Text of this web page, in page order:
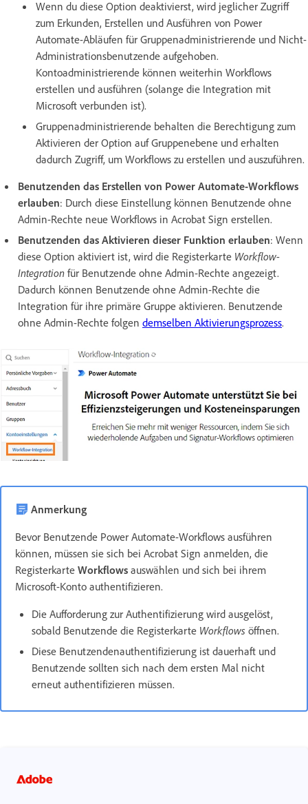
Wenn du diese Option deaktivierst, wird jeglicher Zugriff
zum Erkunden, Erstellen und Ausführen von Power
Automate-Abläufen für Gruppenadministrierende und Nicht-
Administrationsbenutzende aufgehoben.
Kontoadministrierende können weiterhin Workflows
erstellen und ausführen (solange die Integration mit
Microsoft verbunden ist).
Gruppenadministrierende behalten die Berechtigung zum
Aktivieren der Option auf Gruppenebene und erhalten
dadurch Zugriff, um Workflows zu erstellen und auszuführen.
Benutzenden das Erstellen von Power Automate-Workflows
erlauben: Durch diese Einstellung können Benutzende ohne
Admin-Rechte neue Workflows in Acrobat Sign erstellen.
Benutzenden das Aktivieren dieser Funktion erlauben: Wenn
diese Option aktiviert ist, wird die Registerkarte Workflow-
Integration für Benutzende ohne Admin-Rechte angezeigt.
Dadurch können Benutzende ohne Admin-Rechte die
Integration für ihre primäre Gruppe aktivieren. Benutzende
ohne Admin-Rechte folgen demselben Aktivierungsprozess.
Anmerkung
Bevor Benutzende Power Automate-Workflows ausführen
können, müssen sie sich bei Acrobat Sign anmelden, die
Registerkarte Workflows auswählen und sich bei ihrem
Microsoft-Konto authentifizieren.
Die Aufforderung zur Authentifizierung wird ausgelöst,
sobald Benutzende die Registerkarte Workflows öffnen.
Diese Benutzendenauthentifizierung ist dauerhaft und
Benutzende sollten sich nach dem ersten Mal nicht
erneut authentifizieren müssen.